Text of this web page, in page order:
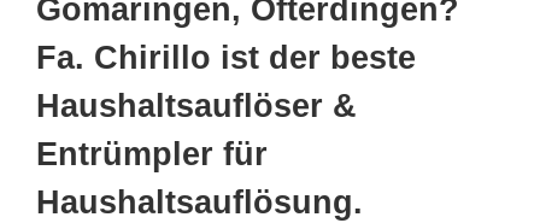
Gomaringen, Ofterdingen?
Fa. Chirillo ist der beste
Haushaltsauflöser &
Entrümpler für
Haushaltsauflösung.